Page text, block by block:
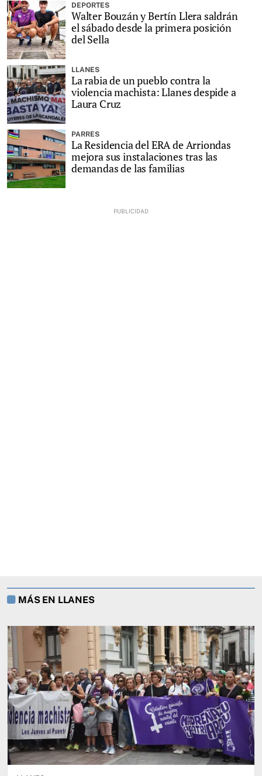
DEPORTES
Walter Bouzán y Bertín Llera saldrán
el sábado desde la primera posición
del Sella
LLANES
La rabia de un pueblo contra la
violencia machista: Llanes despide a
Laura Cruz
PARRES
La Residencia del ERA de Arriondas
mejora sus instalaciones tras las
demandas de las familias
MÁS EN LLANES